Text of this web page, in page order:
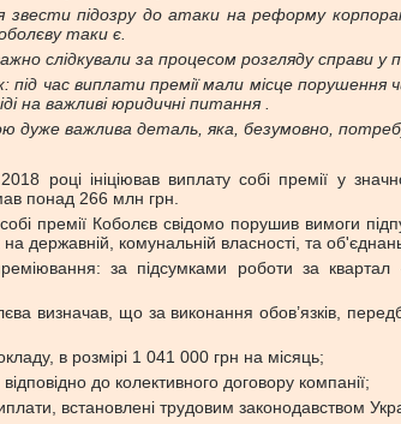
звести підозру до атаки на реформу
таки є.
слідкували за процесом розгляду справи
час виплати премії мали місце порушення
на важливі юридичні питання .
дуже важлива деталь, яка, безумовно,
році ініціював виплату собі премії у
понад 266 млн грн.
премії Коболєв свідомо порушив вимоги
на державній, комунальній власності, та
за підсумками роботи за
визначав, що за виконання обов’язків,
в розмірі 1 041 000 грн на місяць;
до колективного договору компанії;
встановлені трудовим законодавством